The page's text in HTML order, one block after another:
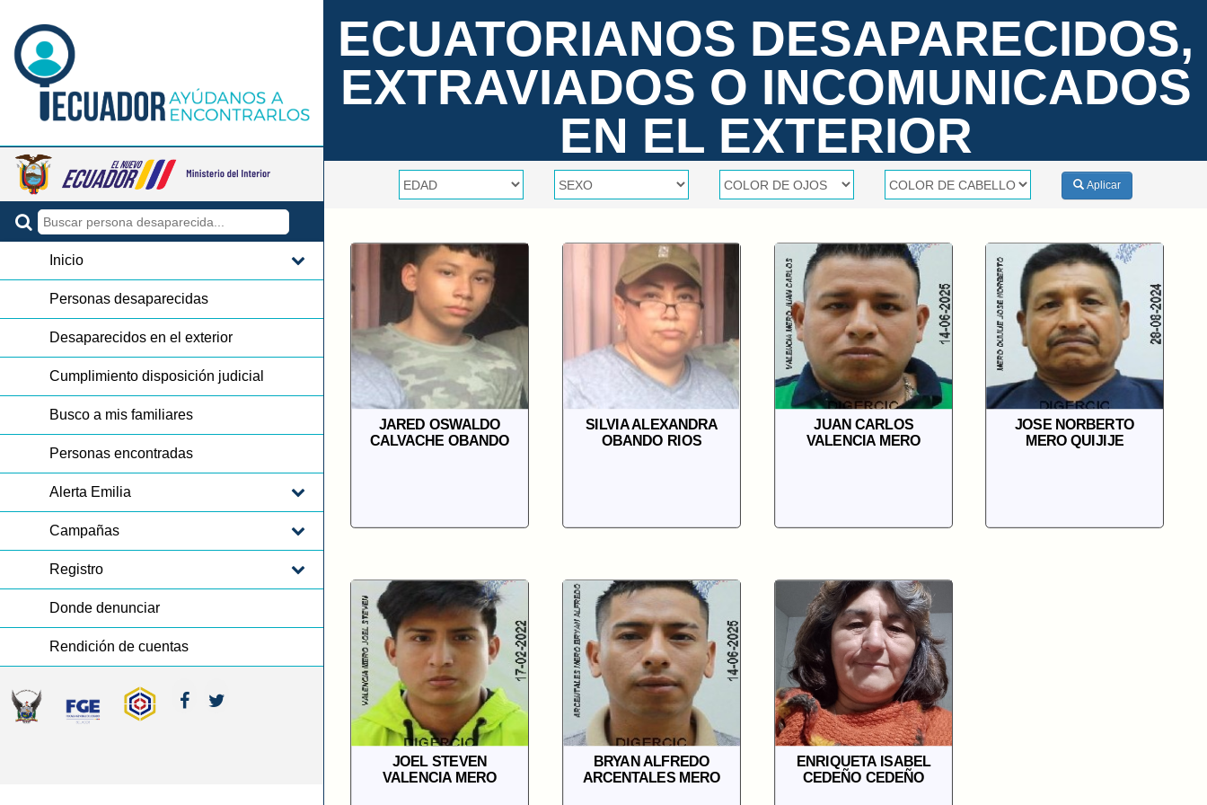
Inicio
Personas desaparecidas
Desaparecidos en el exterior
Cumplimiento disposición judicial
Busco a mis familiares
Personas encontradas
Alerta Emilia
Campañas
Registro
Donde denunciar
Rendición de cuentas
ECUATORIANOS DESAPARECIDOS,
EXTRAVIADOS O INCOMUNICADOS
EN EL EXTERIOR
Aplicar
JARED OSWALDO
CALVACHE OBANDO
SILVIA ALEXANDRA
OBANDO RIOS
JUAN CARLOS
VALENCIA MERO
JOSE NORBERTO
MERO QUIJIJE
JOEL STEVEN
VALENCIA MERO
BRYAN ALFREDO
ARCENTALES MERO
ENRIQUETA ISABEL
CEDEÑO CEDEÑO